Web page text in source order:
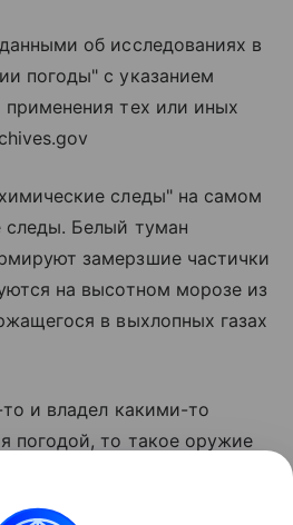
об исследованиях в
погоды" с указанием
применения тех или иных
следы" на самом
следы. Белый туман
замерзшие частички
на высотном морозе из
в выхлопных газах
и владел какими-то
погодой, то такое оружие
Но нет страны,